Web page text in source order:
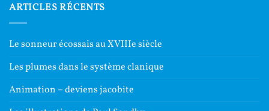
ARTICLES RÉCENTS
Le sonneur écossais au XVIIIe siècle
Les plumes dans le système clanique
Animation – deviens jacobite